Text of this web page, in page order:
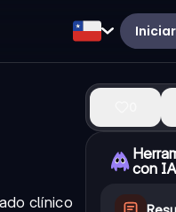
clínico
con IA